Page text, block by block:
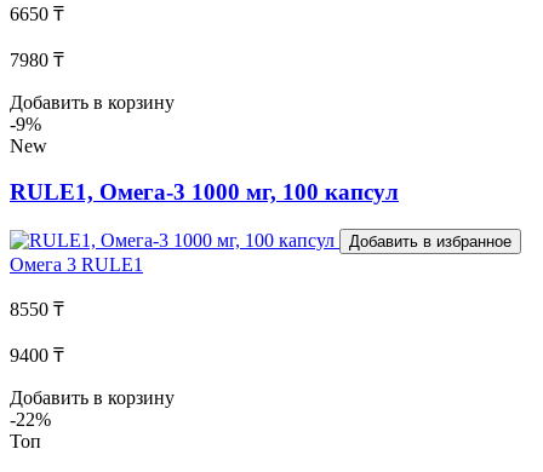
6650 ₸
7980 ₸
Добавить в корзину
-9%
New
RULE1, Омега-3 1000 мг, 100 капсул
Добавить в избранное
Омега 3 RULE1
8550 ₸
9400 ₸
Добавить в корзину
-22%
Топ